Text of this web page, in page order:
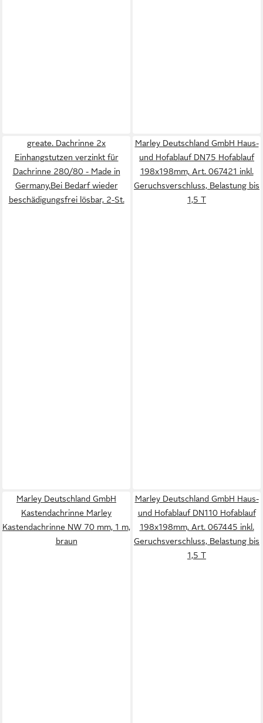
greate. Dachrinne 2x
Einhangstutzen verzinkt für
Dachrinne 280/80 - Made in
Germany,Bei Bedarf wieder
beschädigungsfrei lösbar, 2-St.
Marley Deutschland GmbH Haus-
und Hofablauf DN75 Hofablauf
198x198mm, Art. 067421 inkl.
Geruchsverschluss, Belastung bis
1,5 T
Marley Deutschland GmbH
Kastendachrinne Marley
Kastendachrinne NW 70 mm, 1 m,
braun
Marley Deutschland GmbH Haus-
und Hofablauf DN110 Hofablauf
198x198mm, Art. 067445 inkl.
Geruchsverschluss, Belastung bis
1,5 T